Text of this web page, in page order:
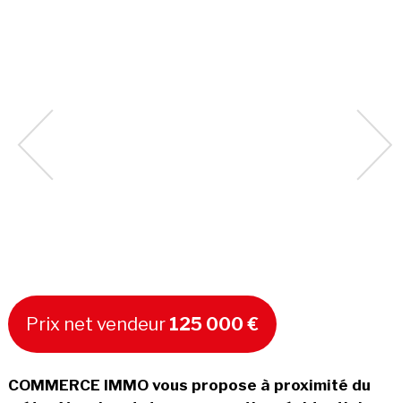
Prix net vendeur 125 000 €
COMMERCE IMMO vous propose à proximité du